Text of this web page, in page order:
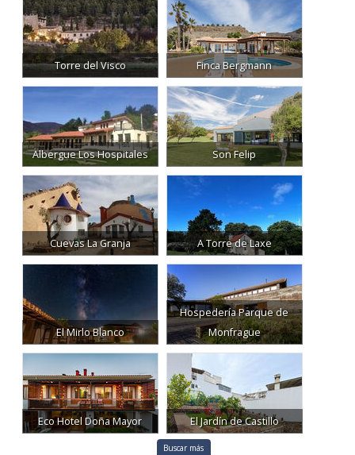
Torre del Visco Finca Bergmann
Albergue Los Hospitales Son Felip
Cuevas La Granja A Torre de Laxe
El Mirlo Blanco
Hospedería Parque de
Monfragüe
Eco Hotel Doña Mayor El Jardín de Castillo
Buscar más